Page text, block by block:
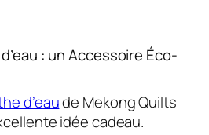
: un Accessoire Éco-
d’eaude Mekong Quilts
idée cadeau.